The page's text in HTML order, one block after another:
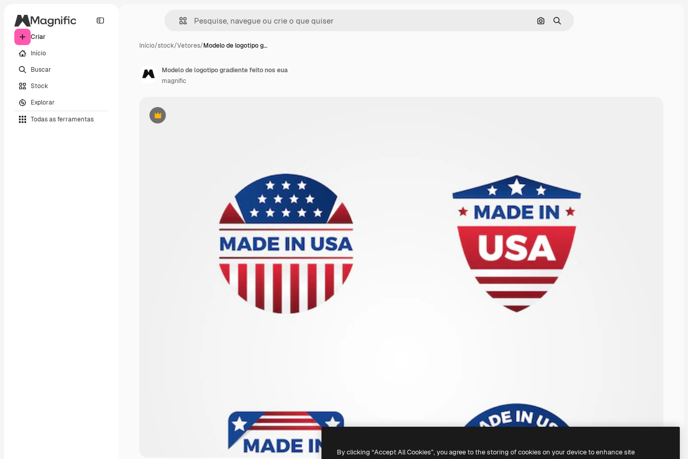
Criar
Início
Buscar
Stock
Explorar
Todas as ferramentas
Pesquisar por imagem
Buscar
Início/stock/Vetores/Modelo de logotipo g…
Premium
Modelo de logotipo gradiente feito nos eua
magnific
By clicking “Accept All Cookies”, you agree to the storing of cookies on your device to enhance site